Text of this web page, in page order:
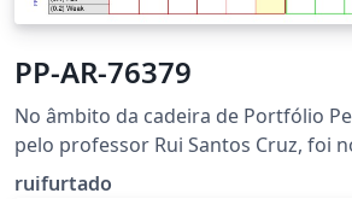
PP-AR-76379
No âmbito da cadeira de Portfólio
pelo professor Rui Santos Cruz, foi
uma lista de actividades a
ruifurtado